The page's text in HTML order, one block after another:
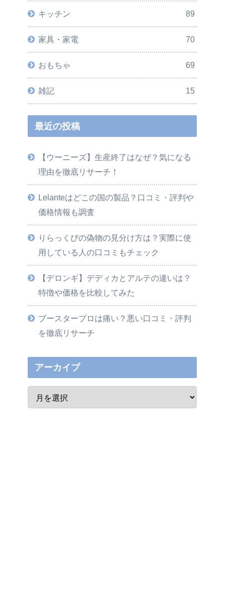
キッチン 89
家具・家電 70
おもちゃ 69
雑記 15
最近の投稿
【ウーニーズ】生産終了はなぜ？気になる
理由を徹底リサーチ！
Lelanteはどこの国の製品？口コミ・評判や
価格情報も調査
りらっくびの偽物の見分け方は？実際に使
用している人の口コミもチェック
【デロンギ】デディカとアルテの違いは？
特徴や価格を比較してみた
ブースタープロは痛い？悪い口コミ・評判
を徹底リサーチ
アーカイブ